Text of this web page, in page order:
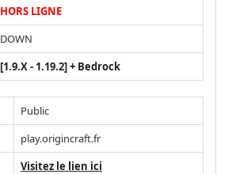
HORS LIGNE
DOWN
[1.9.X - 1.19.2] + Bedrock
Public
play.origincraft.fr
Visitez le lien ici